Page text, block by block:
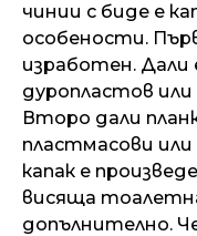
чинии с биде е
особености.
изработен. Дали
дуропластов
Второ дали
пластмасови
капак е
висяща
допълнително.